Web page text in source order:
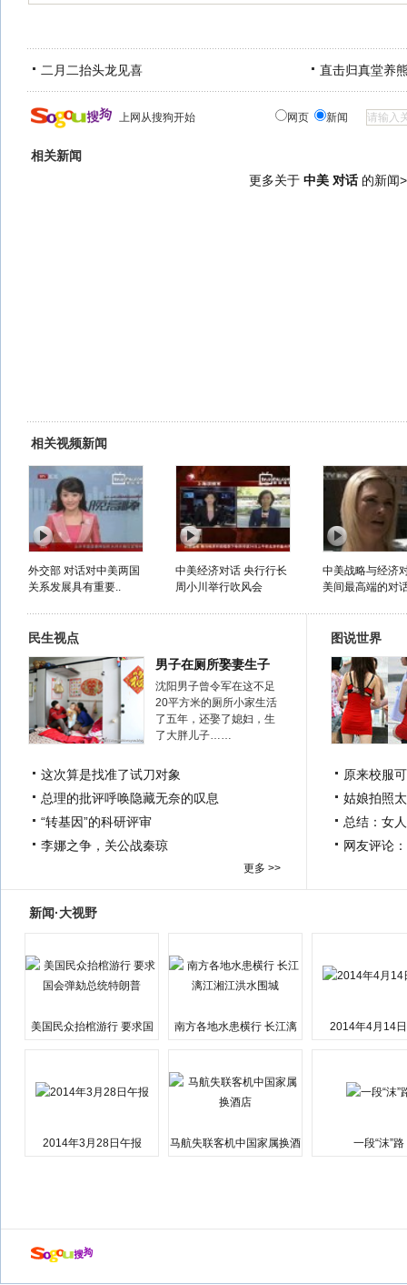
二月二抬头龙见喜 直击归真堂养
上网从搜狗开始 网页 新闻
相关新闻
更多关于 中美 对话的新闻
相关视频新闻
外交部 对话对中美两国
关系发展具有重要..
中美经济对话 央行行长
周小川举行吹风会
中美战略与经济
美间最高端的对
民生视点
男子在厕所娶妻生子
沈阳男子曾令军在这不足
20平方米的厕所小家生活
了五年，还娶了媳妇，生
了大胖儿子……
这次算是找准了试刀对象
总理的批评呼唤隐藏无奈的叹息
“转基因”的科研评审
李娜之争，关公战秦琼
更多 >>
图说世界
原来校服
姑娘拍照
总结：女
网友评论
新闻·大视野
美国民众抬棺游行 要求国
南方各地水患横行 长江漓
2014年4月14
2014年3月28日午报
马航失联客机中国家属换酒
一段“沫”路